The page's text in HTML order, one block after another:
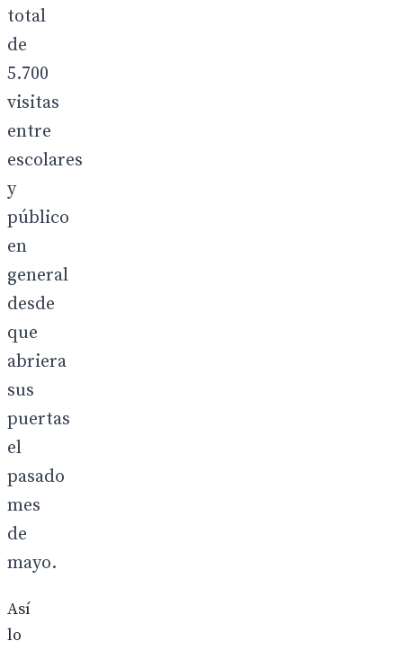
total
de
5.700
visitas
entre
escolares
y
público
en
general
desde
que
abriera
sus
puertas
el
pasado
mes
de
mayo.
Así
lo